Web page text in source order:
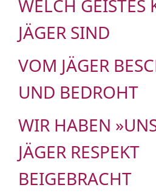
WELCH GEISTES
JÄGER SIND
VOM JÄGER
UND BEDROHT
WIR HABEN
JÄGER RESPEKT
BEIGEBRACHT